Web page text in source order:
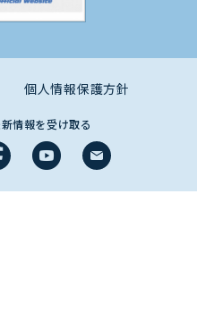
個人情報保護方針
情報を受け取る